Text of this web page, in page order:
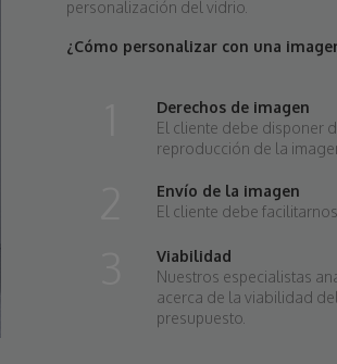
personalización del vidrio.
¿Cómo personalizar con una
Derechos de imagen
El cliente debe disponer
reproducción de la
Envío de la imagen
El cliente debe
Viabilidad
Nuestros especialistas
acerca de la viabilidad
presupuesto.